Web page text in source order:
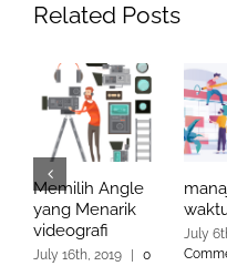
Related Posts
Memilih Angle
yang Menarik
videografi
July 16th, 2019
0
July